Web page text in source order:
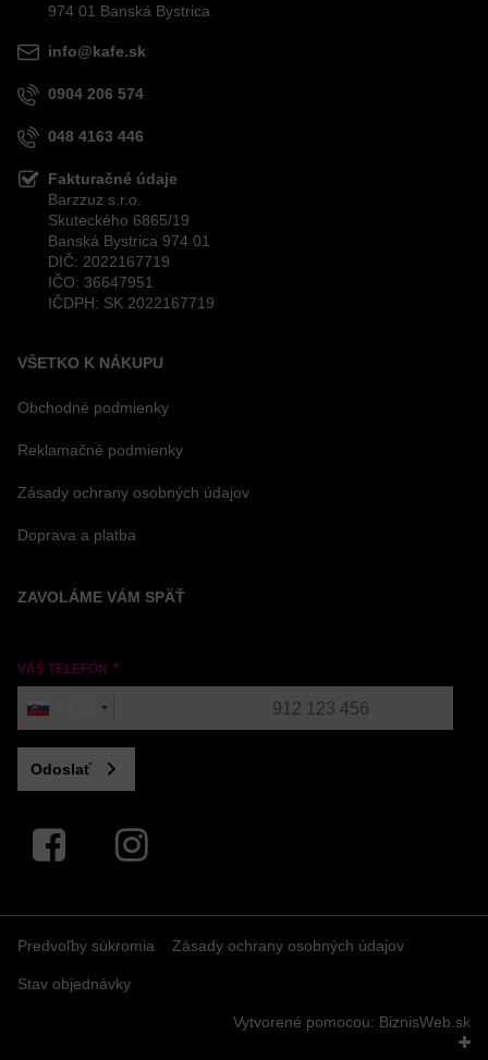
974 01 Banská Bystrica
info@kafe.sk
0904 206 574
048 4163 446
Fakturačné údaje
Barzzuz s.r.o.
Skuteckého 6865/19
Banská Bystrica 974 01
DIČ: 2022167719
IČO: 36647951
IČDPH: SK 2022167719
VŠETKO K NÁKUPU
Obchodné podmienky
Reklamačné podmienky
Zásady ochrany osobných údajov
Doprava a platba
ZAVOLÁME VÁM SPÄŤ
VÁŠ TELEFÓN
Odoslať
Facebook Instagram
Predvoľby súkromia Zásady ochrany osobných údajov
Stav objednávky
Vytvorené pomocou: BiznisWeb.sk